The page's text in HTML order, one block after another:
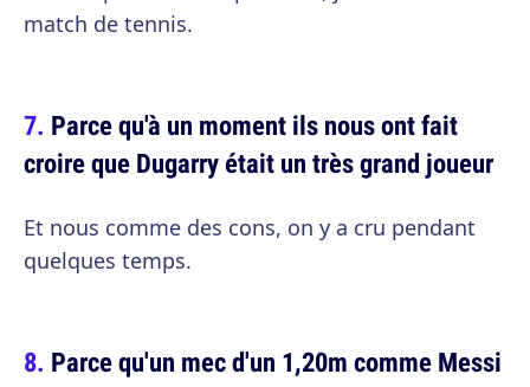
match de tennis.
Parce qu'à un moment ils nous ont fait
croire que Dugarry était un très grand joueur
Et nous comme des cons, on y a cru pendant
quelques temps.
Parce qu'un mec d'un 1,20m comme Messi